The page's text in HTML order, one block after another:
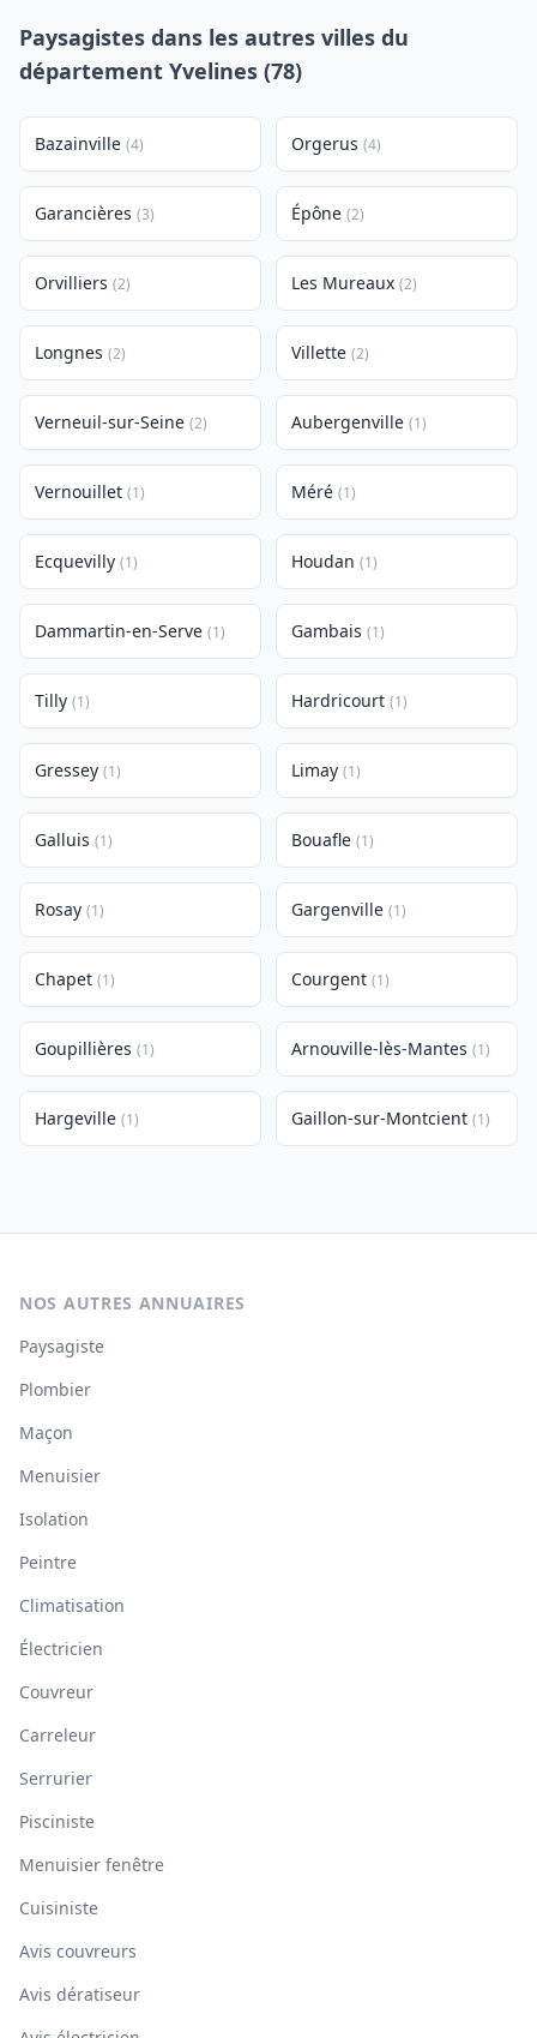
Paysagistes dans les autres villes du
département Yvelines (78)
Bazainville (4) Orgerus (4)
Garancières (3) Épône (2)
Orvilliers (2) Les Mureaux (2)
Longnes (2) Villette (2)
Verneuil-sur-Seine (2) Aubergenville (1)
Vernouillet (1) Méré (1)
Ecquevilly (1) Houdan (1)
Dammartin-en-Serve (1) Gambais (1)
Tilly (1) Hardricourt (1)
Gressey (1) Limay (1)
Galluis (1) Bouafle (1)
Rosay (1) Gargenville (1)
Chapet (1) Courgent (1)
Goupillières (1) Arnouville-lès-Mantes (1)
Hargeville (1) Gaillon-sur-Montcient (1)
NOS AUTRES ANNUAIRES
Paysagiste
Plombier
Maçon
Menuisier
Isolation
Peintre
Climatisation
Électricien
Couvreur
Carreleur
Serrurier
Pisciniste
Menuisier fenêtre
Cuisiniste
Avis couvreurs
Avis dératiseur